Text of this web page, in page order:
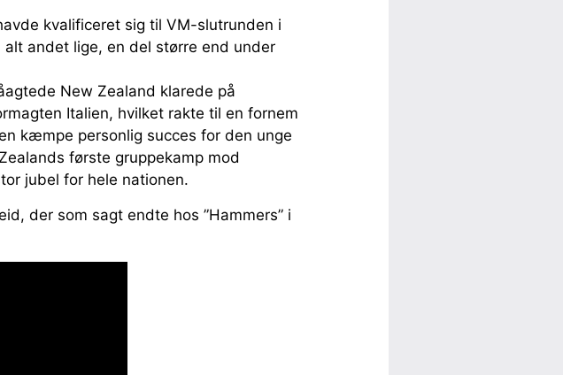
kvalificeret sig til VM-slutrunden i
andet lige, en del større end under
New Zealand klarede på
Italien, hvilket rakte til en fornem
kæmpe personlig succes for den unge
første gruppekamp mod
jubel for hele nationen.
der som sagt endte hos ”Hammers” i